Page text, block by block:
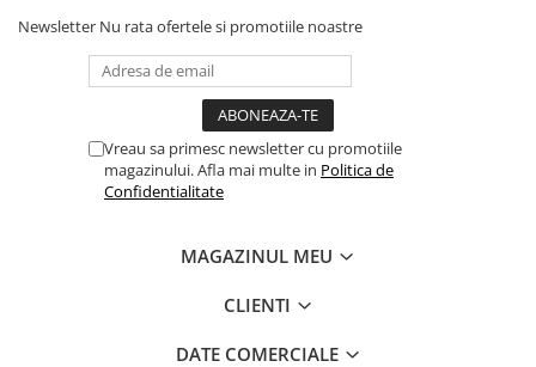
Newsletter Nu rata ofertele si promotiile noastre
Vreau sa primesc newsletter cu promotiile
magazinului. Afla mai multe in Politica de
Confidentialitate
MAGAZINUL MEU
CLIENTI
DATE COMERCIALE